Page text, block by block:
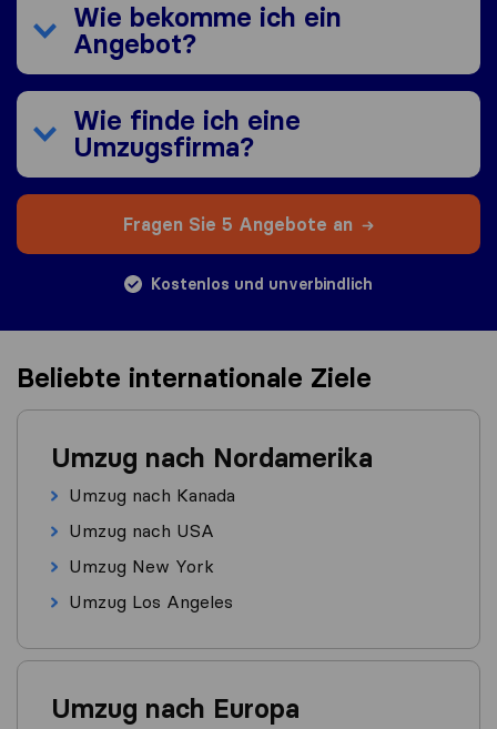
Wie bekomme ich ein
Angebot?
Wie finde ich eine
Umzugsfirma?
Fragen Sie 5 Angebote an
Kostenlos und unverbindlich
Beliebte internationale Ziele
Umzug nach Nordamerika
Umzug nach Kanada
Umzug nach USA
Umzug New York
Umzug Los Angeles
Umzug nach Europa